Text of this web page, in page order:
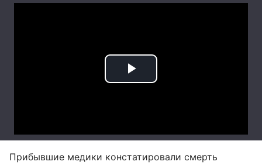
Прибывшие медики констатировали смерть